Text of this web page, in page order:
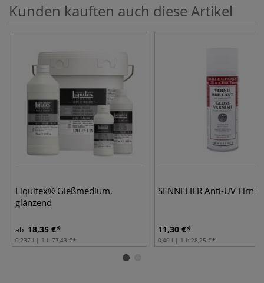
Kunden kauften auch diese Artikel
Liquitex® Gießmedium,
glänzend
ab 18,35 €
0,237 l | 1 l: 77,43 €
SENNELIER Anti-UV Firnis
11,30 €
0,40 l | 1 l: 28,25 €